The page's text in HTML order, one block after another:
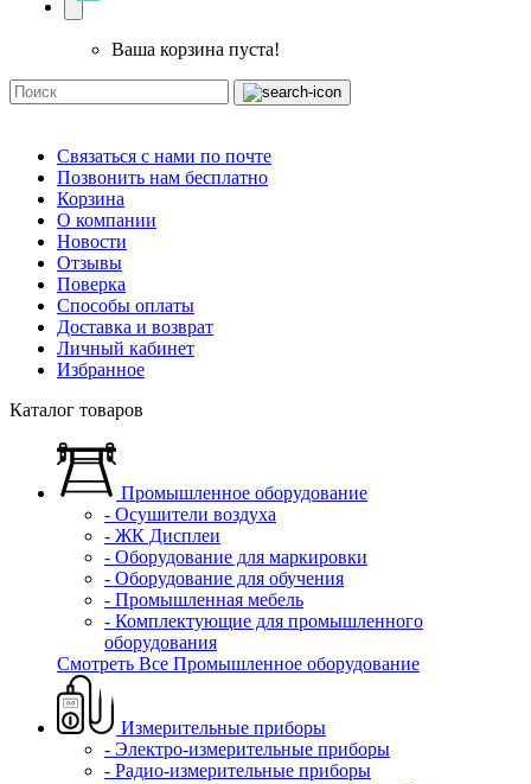
Ваша корзина пуста!
Связаться с нами по почте
Позвонить нам бесплатно
Корзина
О компании
Новости
Отзывы
Поверка
Способы оплаты
Доставка и возврат
Личный кабинет
Избранное
Каталог товаров
Промышленное оборудование
- Осушители воздуха
- ЖК Дисплеи
- Оборудование для маркировки
- Оборудование для обучения
- Промышленная мебель
- Комплектующие для промышленного
оборудования
Смотреть Все Промышленное оборудование
Измерительные приборы
- Электро-измерительные приборы
- Радио-измерительные приборы